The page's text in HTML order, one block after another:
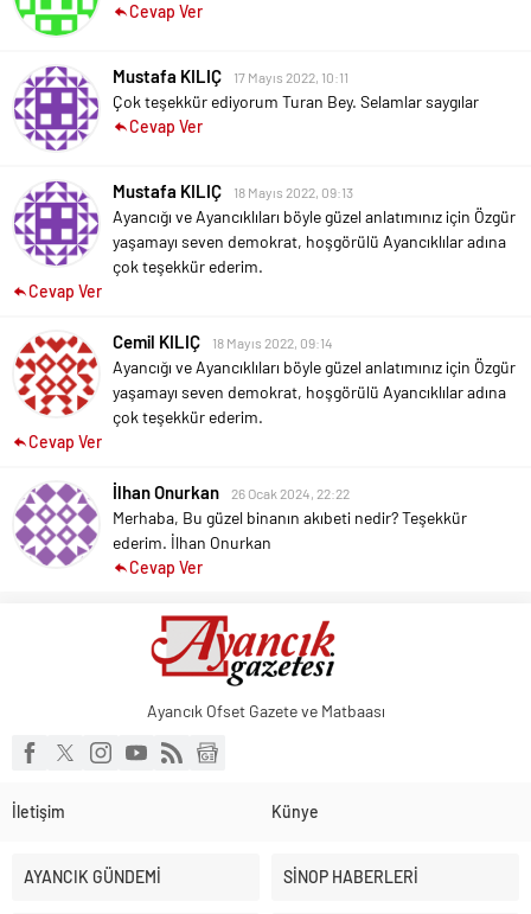
Cevap Ver
Mustafa KILIÇ 17 Mayıs 2022, 10:11
Çok teşekkür ediyorum Turan Bey. Selamlar saygılar
Cevap Ver
Mustafa KILIÇ 18 Mayıs 2022, 09:13
Ayancığı ve Ayancıklıları böyle güzel anlatımınız için Özgür
yaşamayı seven demokrat, hoşgörülü Ayancıklılar adına
çok teşekkür ederim.
Cevap Ver
Cemil KILIÇ 18 Mayıs 2022, 09:14
Ayancığı ve Ayancıklıları böyle güzel anlatımınız için Özgür
yaşamayı seven demokrat, hoşgörülü Ayancıklılar adına
çok teşekkür ederim.
Cevap Ver
İlhan Onurkan 26 Ocak 2024, 22:22
Merhaba, Bu güzel binanın akıbeti nedir?Teşekkür
ederim. İlhan Onurkan
Cevap Ver
Ayancık Ofset Gazete ve Matbaası
İletişim Künye
AYANCIK GÜNDEMİ SİNOP HABERLERİ